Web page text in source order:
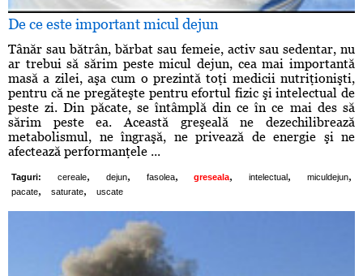
De ce este important micul dejun
Tânăr sau bătrân, bărbat sau femeie, activ sau sedentar, nu
ar trebui să sărim peste micul dejun, cea mai importantă
masă a zilei, aşa cum o prezintă toţi medicii nutriţionişti,
pentru că ne pregăteşte pentru efortul fizic şi intelectual de
peste zi. Din păcate, se întâmplă din ce în ce mai des să
sărim peste ea. Această greşeală ne dezechilibrează
metabolismul, ne îngraşă, ne privează de energie şi ne
afectează performanţele ...
Taguri: cereale, dejun, fasolea, greseala, intelectual , miculdejun,
pacate, saturate, uscate